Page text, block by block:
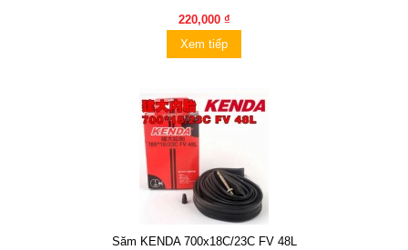
220,000 ₫
Xem tiếp
Săm KENDA 700x18C/23C FV 48L